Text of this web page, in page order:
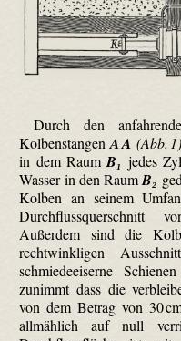
Durch den
KolbenstangenA A (Abb. 1)
in dem RaumB₁ jedes
Wasser in den RaumB₂
Kolben an seinem
Durchflussquerschnitt
Außerdem sind die
rechtwinkligen
schmiedeeiserne
zunimmt dass die
von dem Betrag von 30
allmählich auf null